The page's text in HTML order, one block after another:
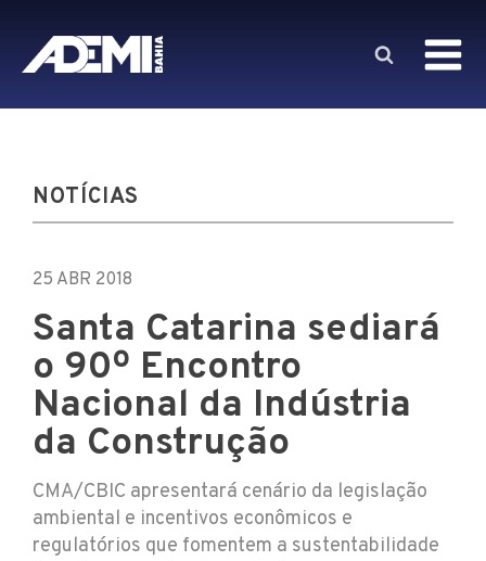
NOTÍCIAS
25 ABR 2018
Santa Catarina sediará
o 90º Encontro
Nacional da Indústria
da Construção
CMA/CBIC apresentará cenário da legislação
ambiental e incentivos econômicos e
regulatórios que fomentem a sustentabilidade